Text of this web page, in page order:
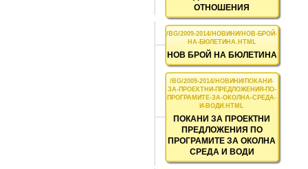
ОТНОШЕНИЯ
НОВ БРОЙ НА БЮЛЕТИНА
ПОКАНИ ЗА ПРОЕКТНИ
ПРЕДЛОЖЕНИЯ ПО
ПРОГРАМИТЕ ЗА ОКОЛНА
СРЕДА И ВОДИ